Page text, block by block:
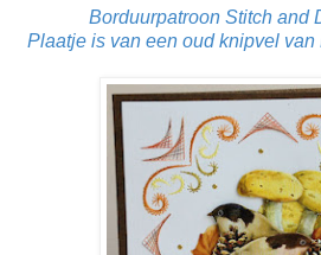
Borduurpatroon Stitch and
Plaatje is van een oud knipvel